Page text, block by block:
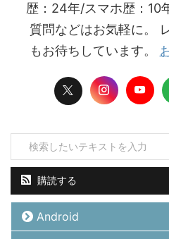
歴：24年/スマホ歴：10
質問などはお気軽に。
もお待ちしています。
購読する
Android